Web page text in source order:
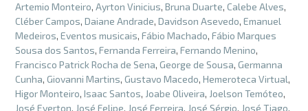
Artemio Monteiro, Ayrton Vinicius, Bruna Duarte, Calebe Alves,
Cléber Campos, Daiane Andrade, Davidson Asevedo, Emanuel
Medeiros, Eventos musicais, Fábio Machado, Fábio Marques
Sousa dos Santos, Fernanda Ferreira, Fernando Menino,
Francisco Patrick Rocha de Sena, George de Sousa, Germanna
Cunha, Giovanni Martins, Gustavo Macedo, Hemeroteca Virtual,
Higor Monteiro, Isaac Santos, Joabe Oliveira, Joelson Temóteo,
José Everton, José Felipe, José Ferreira, José Sérgio, José Tiago,